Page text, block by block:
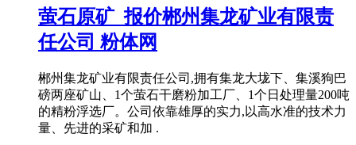
萤石原矿_报价郴州集龙矿业有限责
任公司 粉体网
郴州集龙矿业有限责任公司,拥有集龙大垅下、集溪狗巴
磅两座矿山、1个萤石干磨粉加工厂、1个日处理量200吨
的精粉浮选厂。公司依靠雄厚的实力,以高水准的技术力
量、先进的采矿和加 .